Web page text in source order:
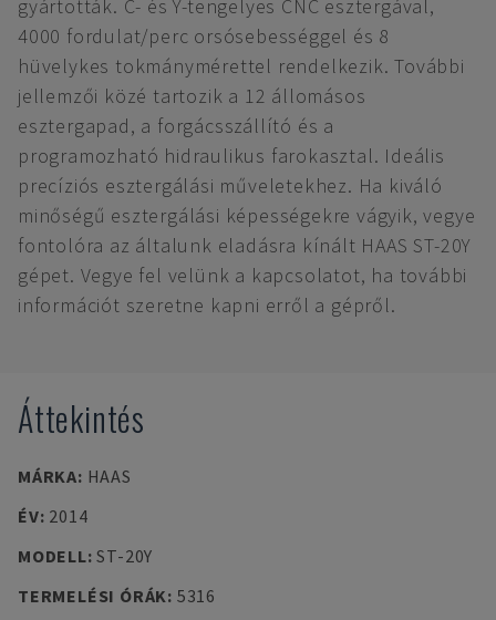
gyártották. C- és Y-tengelyes CNC esztergával,
4000 fordulat/perc orsósebességgel és 8
hüvelykes tokmánymérettel rendelkezik. További
jellemzői közé tartozik a 12 állomásos
esztergapad, a forgácsszállító és a
programozható hidraulikus farokasztal. Ideális
precíziós esztergálási műveletekhez. Ha kiváló
minőségű esztergálási képességekre vágyik, vegye
fontolóra az általunk eladásra kínált HAAS ST-20Y
gépet. Vegye fel velünk a kapcsolatot, ha további
információt szeretne kapni erről a gépről.
Áttekintés
MÁRKA: HAAS
ÉV: 2014
MODELL:ST-20Y
TERMELÉSI ÓRÁK: 5316